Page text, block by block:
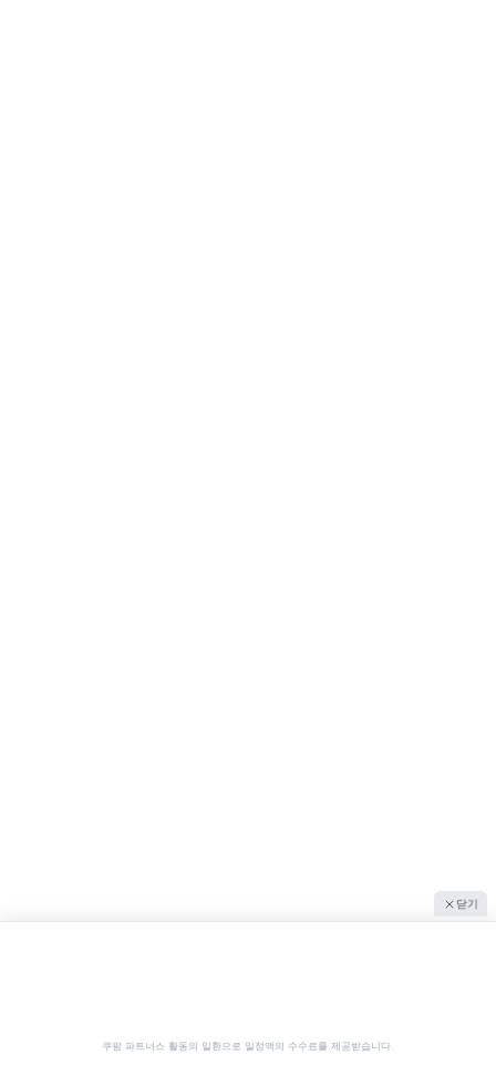
닫기
쿠팡 파트너스 활동의 일환으로 일정액의 수수료를 제공받습니다.